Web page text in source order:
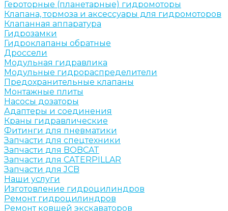
Героторные (планетарные) гидромоторы
Клапана, тормоза и аксессуары для гидромоторов
Клапанная аппаратура
Гидрозамки
Гидроклапаны обратные
Дроссели
Модульная гидравлика
Модульные гидрораспределители
Предохранительные клапаны
Монтажные плиты
Насосы дозаторы
Адаптеры и соединения
Краны гидравлические
Фитинги для пневматики
Запчасти для спецтехники
Запчасти для BOBCAT
Запчасти для CATERPILLAR
Запчасти для JCB
Наши услуги
Изготовление гидроцилиндров
Ремонт гидроцилиндров
Ремонт ковшей экскаваторов